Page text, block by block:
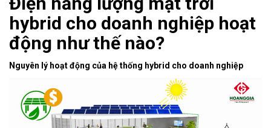
hybrid cho doanh nghiệp hoạt
động như thế nào?
Nguyên lý hoạt động của hệ thống hybrid cho doanh nghiệp